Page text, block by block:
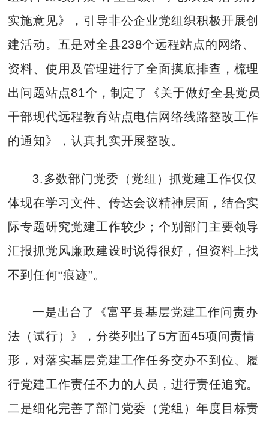
实施意见》，引导非公企业党组织积极开展创
建活动。五是对全县238个远程站点的网络、
资料、使用及管理进行了全面摸底排查，梳理
出问题站点81个，制定了《关于做好全县党员
干部现代远程教育站点电信网络线路整改工作
的通知》，认真扎实开展整改。
3.多数部门党委（党组）抓党建工作仅仅
体现在学习文件、传达会议精神层面，结合实
际专题研究党建工作较少；个别部门主要领导
汇报抓党风廉政建设时说得很好，但资料上找
不到任何“痕迹”。
一是出台了《富平县基层党建工作问责办
法（试行）》，分类列出了5方面45项问责情
形，对落实基层党建工作任务交办不到位、履
行党建工作责任不力的人员，进行责任追究。
二是细化完善了部门党委（党组）年度目标责